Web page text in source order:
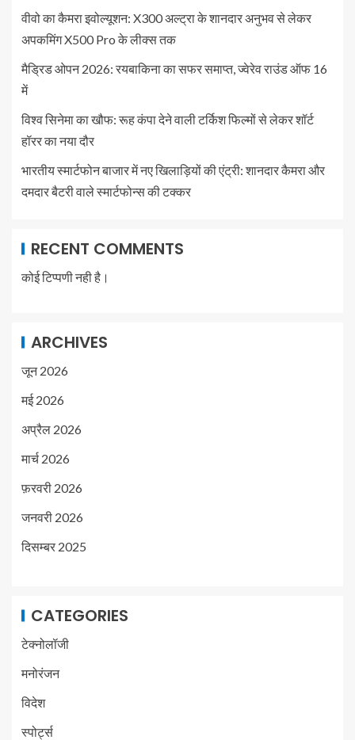
वीवो का कैमरा इवोल्यूशन: X300 अल्ट्रा के शानदार अनुभव से लेकर
अपकमिंग X500 Pro के लीक्स तक
मैड्रिड ओपन 2026: रयबाकिना का सफर समाप्त, ज्वेरेव राउंड ऑफ 16
में
विश्व सिनेमा का खौफ: रूह कंपा देने वाली टर्किश फिल्मों से लेकर शॉर्ट
हॉरर का नया दौर
भारतीय स्मार्टफोन बाजार में नए खिलाड़ियों की एंट्री: शानदार कैमरा और
दमदार बैटरी वाले स्मार्टफोन्स की टक्कर
RECENT COMMENTS
कोई टिप्पणी नही है।
ARCHIVES
जून 2026
मई 2026
अप्रैल 2026
मार्च 2026
फ़रवरी 2026
जनवरी 2026
दिसम्बर 2025
CATEGORIES
टेक्नोलॉजी
मनोरंजन
विदेश
स्पोर्ट्स